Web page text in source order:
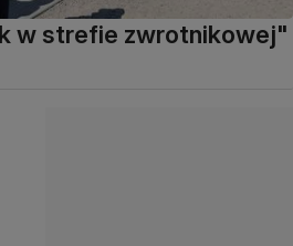
w strefie zwrotnikowej"